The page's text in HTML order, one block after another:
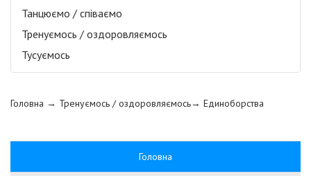
Танцюємо / співаємо
Тренуємось / оздоровляємось
Тусуємось
Головна → Тренуємось / оздоровляємось→ Единоборства
Головна